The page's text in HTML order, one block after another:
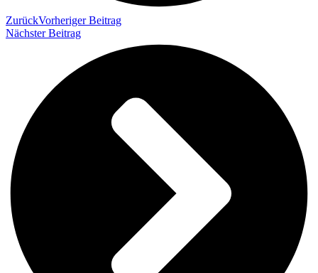
ZurückVorheriger Beitrag
Nächster Beitrag